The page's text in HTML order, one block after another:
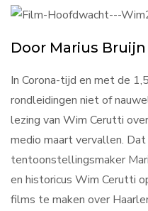
Door Marius
In Corona-tijd en met de
rondleidingen niet of
lezing van Wim Cerutti
medio maart vervallen.
tentoonstellingsmaker
en historicus Wim Cerutti
films te maken over